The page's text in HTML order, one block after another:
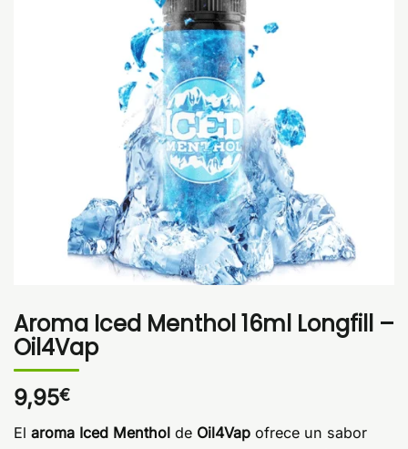
Aroma Iced Menthol 16ml Longfill –
Oil4Vap
9,95€
El aroma Iced Menthol de Oil4Vap ofrece un sabor